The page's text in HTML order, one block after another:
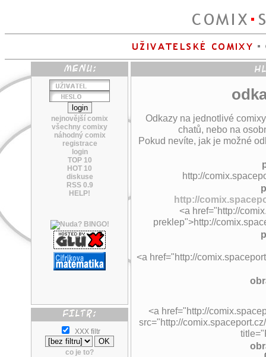
nejnovější comix
všechny comixy
náhodný comix
registrace
login
TOP 10
HOT 10
diskuse
RSS 0.9
HELP!
XXX filtr
co je to?
Odkazy na jednotlivé
chatů, nebo na
Pokud nevíte, jak je možné
http://
http://
<a href="http://
preklep">http://
<a href="http://
<a href="http://
src="http://